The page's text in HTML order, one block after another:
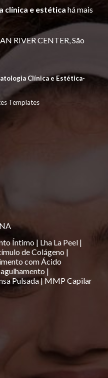
clínica e estética há mais
RIVER CENTER, São
Clínica e Estética-
Templates
Íntimo | Lha La Peel |
de Colágeno |
com Ácido
|
Pulsada| MMP Capilar